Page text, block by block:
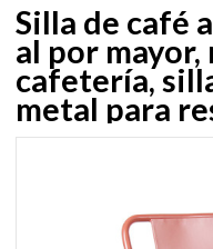
Silla de café
al por mayor,
cafetería,
metal para